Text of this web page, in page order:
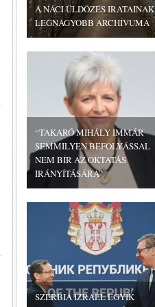
A NÁCI ÜLDÖZÉS IRATAINAK
LEGNAGYOBB ARCHÍVUMA
“TAKARÓ MIHÁLY IMMÁR
SEMMILYEN BEFOLYÁSSAL
NEM BÍR AZ OKTATÁS
IRÁNYÍTÁSÁRA”
SZERBIA IZRAEL EGYIK